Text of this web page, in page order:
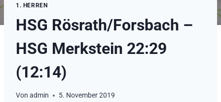
1. HERREN
HSG Rösrath/Forsbach –
HSG Merkstein 22:29
(12:14)
Von admin 5. November 2019